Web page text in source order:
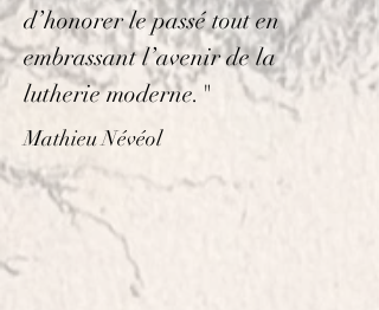
d’honorer le passé tout en
embrassant l’avenir de la
lutherie moderne."
Mathieu Névéol